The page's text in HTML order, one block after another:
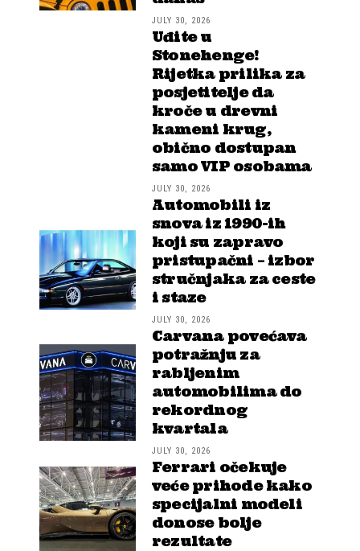
JULY 30, 2026
Uđite u
Stonehenge!
Rijetka prilika za
posjetitelje da
kroče u drevni
kameni krug,
obično dostupan
samo VIP osobama
JULY 30, 2026
Automobili iz
snova iz 1990-ih
koji su zapravo
pristupačni – izbor
stručnjaka za ceste
i staze
JULY 30, 2026
Carvana povećava
potražnju za
rabljenim
automobilima do
rekordnog
kvartala
JULY 30, 2026
Ferrari očekuje
veće prihode kako
specijalni modeli
donose bolje
rezultate